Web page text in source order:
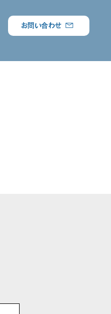
お問い合わせ